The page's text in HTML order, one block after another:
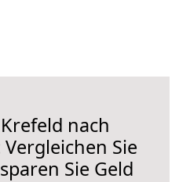
nach
Sie
Sie Geld